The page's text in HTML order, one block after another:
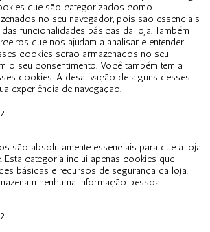
que são categorizados como
no seu navegador, pois são essenciais
funcionalidades básicas da loja. Também
que nos ajudam a analisar e entender
cookies serão armazenados no seu
o seu consentimento. Você também tem a
cookies. A desativação de alguns desses
experiência de navegação.
são absolutamente essenciais para que a loja
Esta categoria inclui apenas cookies que
básicas e recursos de segurança da loja.
nenhuma informação pessoal.